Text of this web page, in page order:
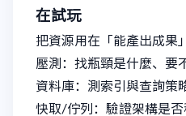
在試玩
把資源用在「能產出成果
壓測：找瓶頸是什麼、要
資料庫：測索引與查詢策
快取/佇列：驗證架構是否